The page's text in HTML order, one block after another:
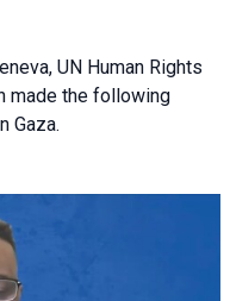
UN Human Rights
made the following
Gaza.